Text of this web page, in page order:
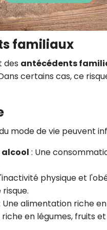
familiaux
des antécédents
certains cas, ce
mode de vie peuvent
alcool : Une
physique et
Une alimentation riche
en légumes, fruits